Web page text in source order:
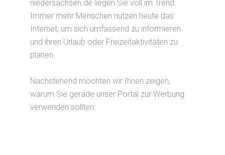
niedersachsen.de liegen Sie voll im Trend.
Immer mehr Menschen nutzen heute das
Internet, um sich umfassend zu informieren
und ihren Urlaub oder Freizeitaktivitäten zu
planen.
Nachstehend möchten wir Ihnen zeigen,
warum Sie gerade unser Portal zur Werbung
verwenden sollten: